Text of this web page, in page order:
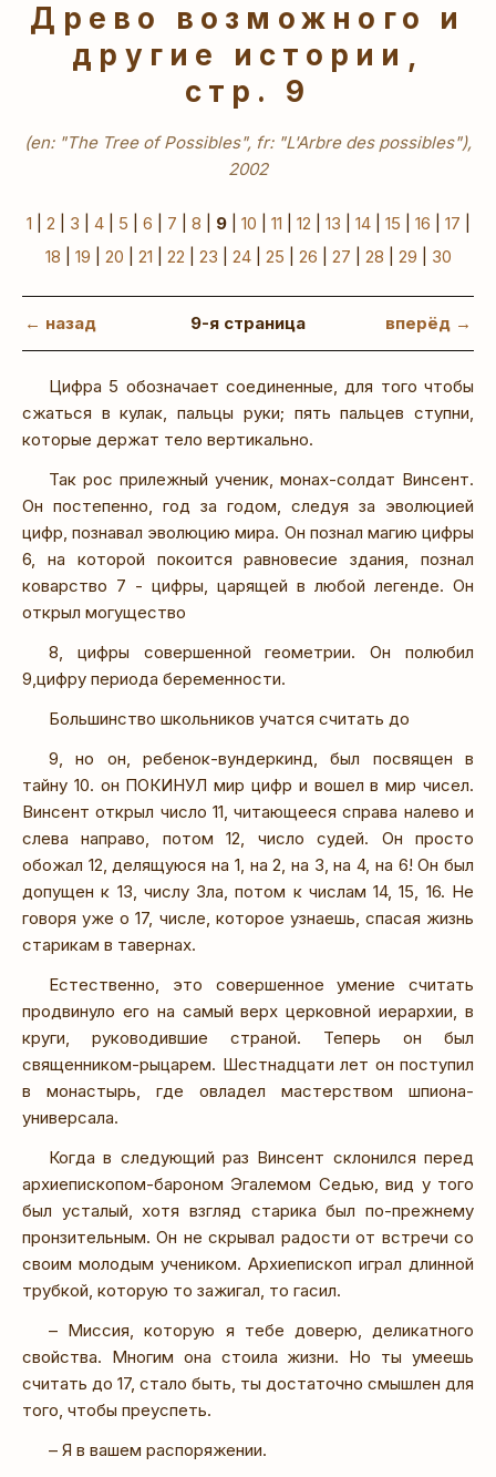
Древо возможного и
другие истории,
стр. 9
(en: "The Tree of Possibles", fr: "L'Arbre des possibles"),
2002
1 2 3 4| 5 6 7 8 9| 10 11 12 13 14| 15 16 17
18
19 20 21 22 23 24| 25 26 27 28 29 30
← назад 9-я страница вперёд →
Цифра 5 обозначает соединенные, для того чтобы
сжаться в кулак, пальцы руки; пять пальцев ступни,
которые держат тело вертикально.
Так рос прилежный ученик, монах-солдат Винсент.
Он постепенно, год за годом, следуя за эволюцией
цифр, познавал эволюцию мира. Он познал магию цифры
6, на которой покоится равновесие здания, познал
коварство 7 - цифры, царящей в любой легенде. Он
открыл могущество
8, цифры совершенной геометрии. Он полюбил
9,цифру периода беременности.
Большинство школьников учатся считать до
9, но он, ребенок-вундеркинд, был посвящен в
тайну 10. он ПОКИНУЛ мир цифр и вошел в мир чисел.
Винсент открыл число 11, читающееся справа налево и
слева направо, потом 12, число судей. Он просто
обожал 12, делящуюся на 1, на 2, на 3, на 4, на 6! Он был
допущен к 13, числу Зла, потом к числам 14, 15, 16. Не
говоря уже о 17, числе, которое узнаешь, спасая жизнь
старикам в тавернах.
Естественно, это совершенное умение считать
продвинуло его на самый верх церковной иерархии, в
круги, руководившие страной. Теперь он был
священником-рыцарем. Шестнадцати лет он поступил
в монастырь, где овладел мастерством шпиона-
универсала.
Когда в следующий раз Винсент склонился перед
архиепископом-бароном Эгалемом Седью, вид у того
был усталый, хотя взгляд старика был по-прежнему
пронзительным. Он не скрывал радости от встречи со
своим молодым учеником. Архиепископ играл длинной
трубкой, которую то зажигал, то гасил.
– Миссия, которую я тебе доверю, деликатного
свойства. Многим она стоила жизни. Но ты умеешь
считать до 17, стало быть, ты достаточно смышлен для
того, чтобы преуспеть.
– Я в вашем распоряжении.